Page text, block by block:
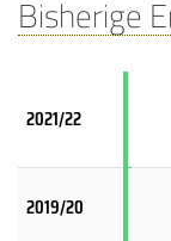
Bisherige
2021/22
2019/20